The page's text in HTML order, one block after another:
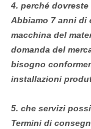
4. perché
Abbiamo 7 anni di
macchina del
domanda del
bisogno
installazioni
5. che servizi
Termini di